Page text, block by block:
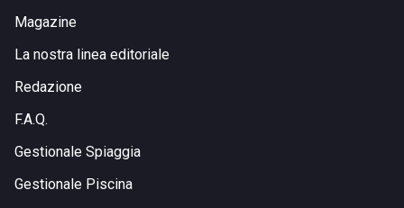
Magazine
La nostra linea editoriale
Redazione
F.A.Q.
Gestionale Spiaggia
Gestionale Piscina